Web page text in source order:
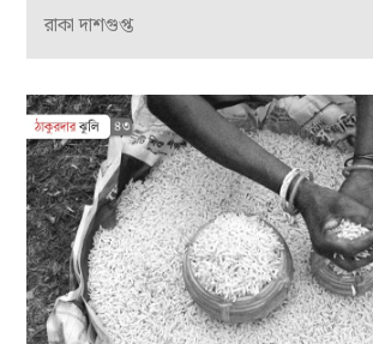
রাকা দাশগুপ্ত